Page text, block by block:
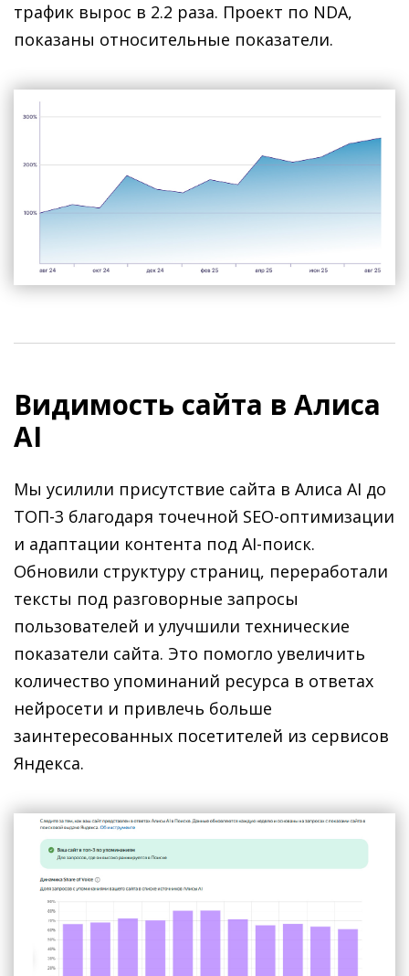
трафик вырос в 2.2 раза. Проект по NDA,
показаны относительные показатели.
Видимость сайта в Алиса
AI
Мы усилили присутствие сайта в Алиса AI до
ТОП-3 благодаря точечной SEO-оптимизации
и адаптации контента под AI-поиск.
Обновили структуру страниц, переработали
тексты под разговорные запросы
пользователей и улучшили технические
показатели сайта. Это помогло увеличить
количество упоминаний ресурса в ответах
нейросети и привлечь больше
заинтересованных посетителей из сервисов
Яндекса.